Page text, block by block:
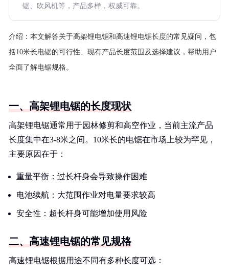
锯、吹风机等，产品多样，权威可靠。
介绍： 本文解答关于高架锂电锯和高速锂电锯长度的常见疑问，包
括10米长电锯的可行性、现有产品长度范围及选择建议，帮助用户
全面了解电锯规格。
一、高架锂电锯的长度现状
高架锂电锯通常用于园林修剪和高空作业，当前主流产品
长度集中在3-8米之间。10米长的电锯在市场上较为罕见，
主要原因在于：
重量平衡：过长杆身会导致操作困难
电池续航：大范围作业对电量要求较高
安全性：超长杆身可能增加使用风险
二、高速锂电锯的常见规格
高速锂电锯根据用途不同有多种长度可选：